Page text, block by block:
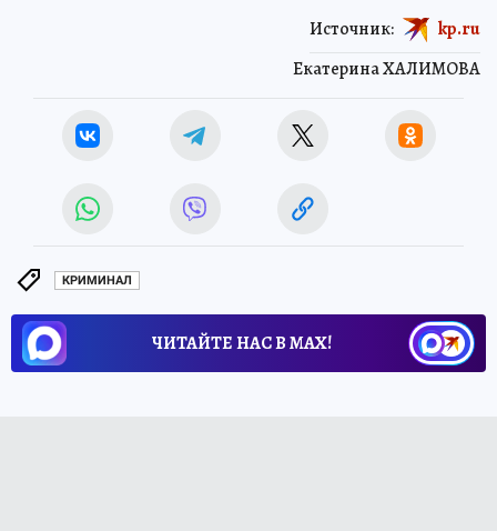
Екатерина ХАЛИМОВА
Источник: kp.ru
КРИМИНАЛ
ЧИТАЙТЕ НАС В МАХ!